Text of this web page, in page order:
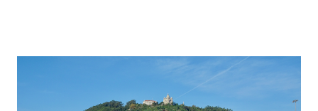
subterrâneos. O Parque da Estação Viana Shopping é grátis de
2ª a 5ª feira a partir das 20:00 (DIAS ÚTEIS)